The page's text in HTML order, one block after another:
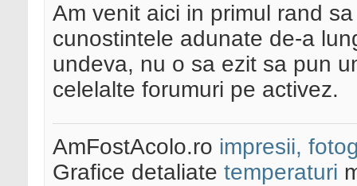
Am venit aici in primul rand
cunostintele adunate de-a
undeva, nu o sa ezit sa pun
celelalte forumuri pe activez.
AmFostAcolo.ro impresii,
Grafice detaliate temperaturi